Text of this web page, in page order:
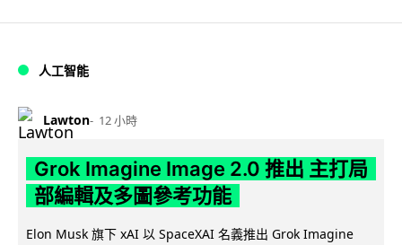
人工智能
Lawton 12 小時
Grok Imagine Image 2.0 推出 主打局
部編輯及多圖參考功能
Elon Musk 旗下 xAI 以 SpaceXAI 名義推出 Grok Imagine